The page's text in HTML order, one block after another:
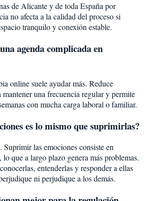
de Alicante y de toda España por
no afecta a la calidad del proceso si
tranquilo y conexión estable.
agenda complicada en
online suele ayudar más. Reduce
una frecuencia regular y permite
con mucha carga laboral o familiar.
es lo mismo que suprimirlas?
las emociones consiste en
que a largo plazo genera más problemas.
entenderlas y responder a ellas
ni perjudique a los demás.